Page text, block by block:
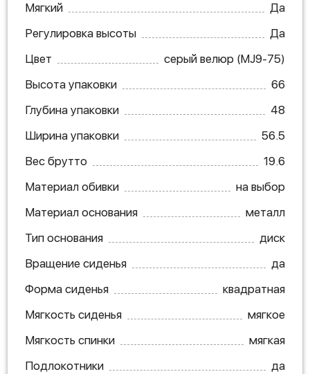
Мягкий
Да
Регулировка высоты
Да
Цвет
серый велюр (MJ9-75)
Высота упаковки
66
Глубина упаковки
48
Ширина упаковки
56.5
Вес брутто
19.6
Материал обивки
на выбор
Материал основания
металл
Тип основания
диск
Вращение сиденья
да
Форма сиденья
квадратная
Мягкость сиденья
мягкое
Мягкость спинки
мягкая
Подлокотники
да